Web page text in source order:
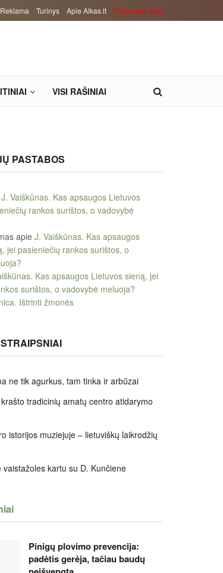
Reklama Turinys Apie Alkas.lt Paremkite Alką
VISI RAŠINIAI
PASTABOS
J. Vaiškūnas. Kas apsaugos Lietuvos
rankos surištos, o vadovybė
apie J. Vaiškūnas. Kas apsaugos
jei pasieniečių rankos surištos, o
Kas apsaugos Lietuvos sieną, jei
surištos, o vadovybė meluoja?
Ištrinti žmonės
ne tik agurkus, tam tinka ir arbūzai
tradicinių amatų centro atidarymo
istorijos muziejuje – lietuviškų laikrodžių
vaistažoles kartu su D. Kunčiene
Pinigų plovimo prevencija:
padėtis gerėja, tačiau baudų